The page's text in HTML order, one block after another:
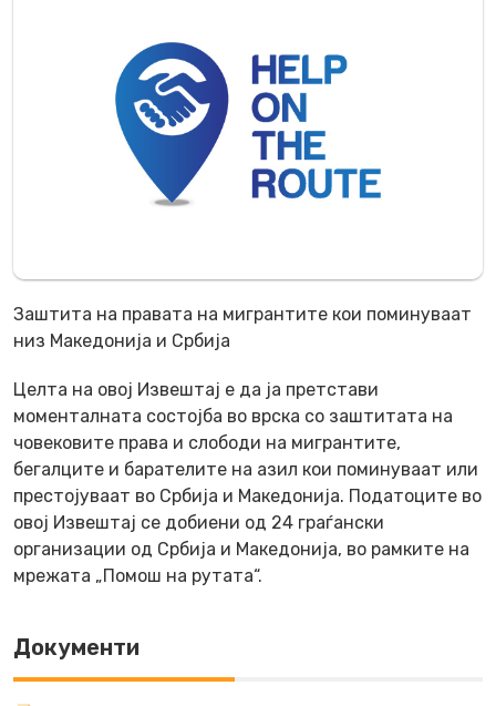
Заштита на правата на мигрантите кои поминуваат
низ Македонија и Србија
Целта на овој Извештај е да ја претстави
моменталната состојба во врска со заштитата на
човековите права и слободи на мигрантите,
бегалците и барателите на азил кои поминуваат или
престојуваат во Србија и Македонија. Податоците во
овој Извештај се добиени од 24 граѓански
организации од Србија и Македонија, во рамките на
мрежата „Помош на рутата“.
Документи